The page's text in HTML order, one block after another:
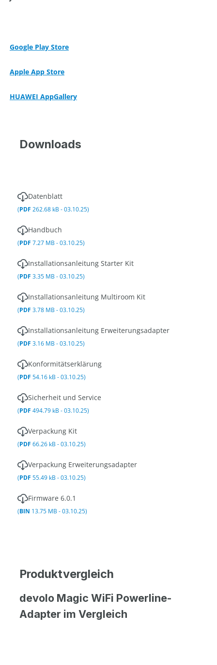
Google Play Store
Apple App Store
HUAWEI AppGallery
Downloads
Datenblatt
(PDF 262.68 kB - 03.10.25)
Handbuch
(PDF 7.27 MB - 03.10.25)
Installationsanleitung Starter Kit
(PDF 3.35 MB - 03.10.25)
Installationsanleitung Multiroom Kit
(PDF 3.78 MB - 03.10.25)
Installationsanleitung Erweiterungsadapter
(PDF 3.16 MB - 03.10.25)
Konformitätserklärung
(PDF 54.16 kB - 03.10.25)
Sicherheit und Service
(PDF 494.79 kB - 03.10.25)
Verpackung Kit
(PDF 66.26 kB - 03.10.25)
Verpackung Erweiterungsadapter
(PDF 55.49 kB - 03.10.25)
Firmware 6.0.1
(BIN 13.75 MB - 03.10.25)
Produktvergleich
devolo Magic WiFi Powerline-
Adapter im Vergleich